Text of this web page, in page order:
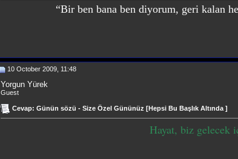
“Bir ben bana ben diyorum, geri kalan
10 October 2009, 11:48
Yorgun Yürek
Guest
Cevap: Günün sözü - Size Özel Gününüz [Hepsi Bu Başlık Altında ]
Hayat, biz gelecek